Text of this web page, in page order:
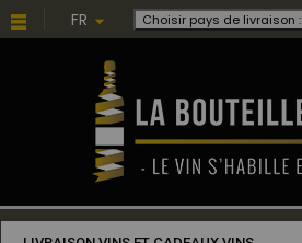
FR Choisir pays de livraison :